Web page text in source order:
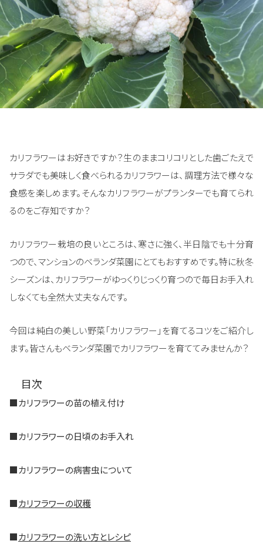
カリフラワーはお好きですか？生のままコリコリとした歯ごたえで
サラダでも美味しく食べられるカリフラワーは、調理方法で様々な
食感を楽しめます。そんなカリフラワーがプランターでも育てられ
るのをご存知ですか？
カリフラワー栽培の良いところは、寒さに強く、半日陰でも十分育
つので、マンションのベランダ菜園にとてもおすすめです。特に秋冬
シーズンは、カリフラワーがゆっくりじっくり育つので毎日お手入れ
しなくても全然大丈夫なんです。
今回は純白の美しい野菜「カリフラワー」を育てるコツをご紹介し
ます。皆さんもベランダ菜園でカリフラワーを育ててみませんか？
目次
■カリフラワーの苗の植え付け
■カリフラワーの日頃のお手入れ
■カリフラワーの病害虫について
■カリフラワーの収穫
■カリフラワーの洗い方とレシピ